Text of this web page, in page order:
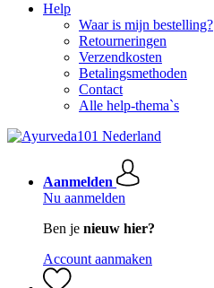
Help
Waar is mijn bestelling?
Retourneringen
Verzendkosten
Betalingsmethoden
Contact
Alle help-thema`s
Aanmelden
Nu aanmelden
Ben je nieuw hier?
Account aanmaken